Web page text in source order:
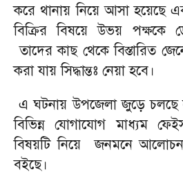
করে থানায় নিয়ে আসা হয়েছে
বিক্রির বিষয়ে উভয় পক্ষকে
তাদের কাছ থেকে বিস্তারিত
করা যায় সিদ্ধান্তঃ নেয়া হবে।
এ ঘটনায় উপজেলা জুড়ে চলছে
বিভিন্ন যোগাযোগ মাধ্যম
বিষয়টি নিয়ে জনমনে
বইছে।